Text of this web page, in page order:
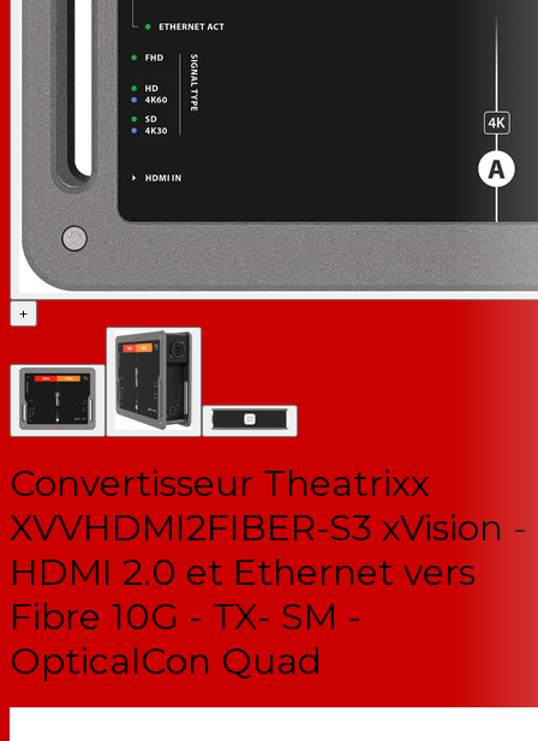
+
Convertisseur Theatrixx
XVVHDMI2FIBER-S3 xVision -
HDMI 2.0 et Ethernet vers
Fibre 10G - TX- SM -
OpticalCon Quad